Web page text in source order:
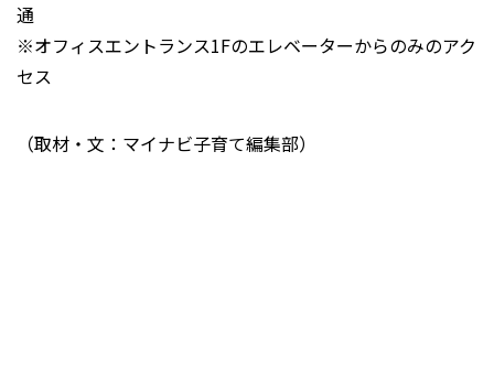
通
※オフィスエントランス1Fのエレベーターからのみのアク
セス
（取材・文：マイナビ子育て編集部）